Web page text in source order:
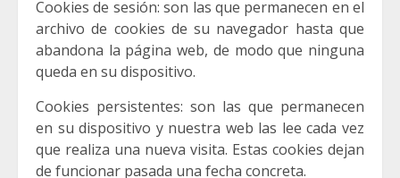
Cookies de sesión: son las que permanecen en el
archivo de cookies de su navegador hasta que
abandona la página web, de modo que ninguna
queda en su dispositivo.
Cookies persistentes: son las que permanecen
en su dispositivo y nuestra web las lee cada vez
que realiza una nueva visita. Estas cookies dejan
de funcionar pasada una fecha concreta.